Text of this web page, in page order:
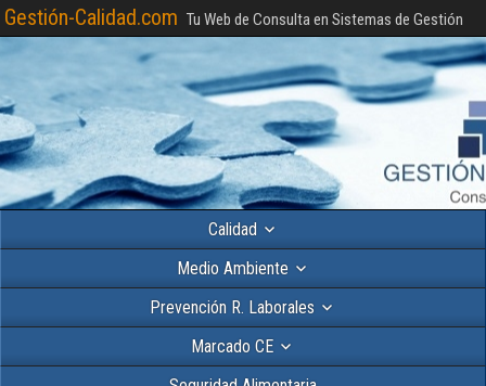
Gestión-Calidad.com Tu Web de Consulta en Sistemas de Gestión
Calidad
Medio Ambiente
Prevención R. Laborales
Marcado CE